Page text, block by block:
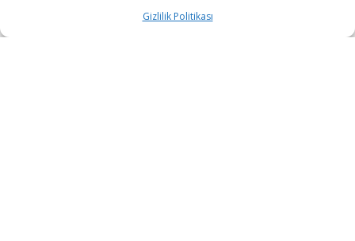
Gizlilik Politikası
DEVAMI YÜKLE